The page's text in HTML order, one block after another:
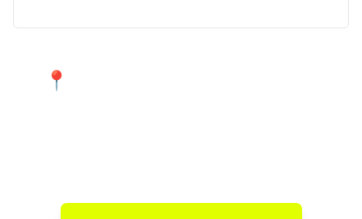
📍 Atendimento 24 horas nos